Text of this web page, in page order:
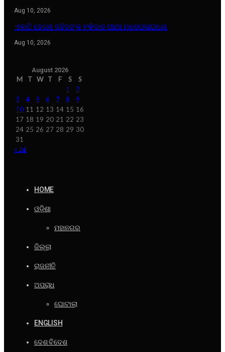
Aug 10, 2026
ଏକାଠି ହେଲେ ସହିଦଙ୍କ ବଳିଦାନ ଗାଥା ମନେପକାଇଲେ
Aug 10, 2026
August 2026
M T W T F S
S
1
2
3
4 5 6 7 8
9
10 11 12 13 14 15 16
17 18 19 20 21 22 23
24 25 26 27 28 29 30
31
« Jul
HOME
ଓଡ଼ିଶା
ମହାନଗର
ଜିଲ୍ଲା
ରାଜନୀତି
ଅପରାଧ
ଘୋଟାଲା
ENGLISH
ଦେଶ ବିଦେଶ